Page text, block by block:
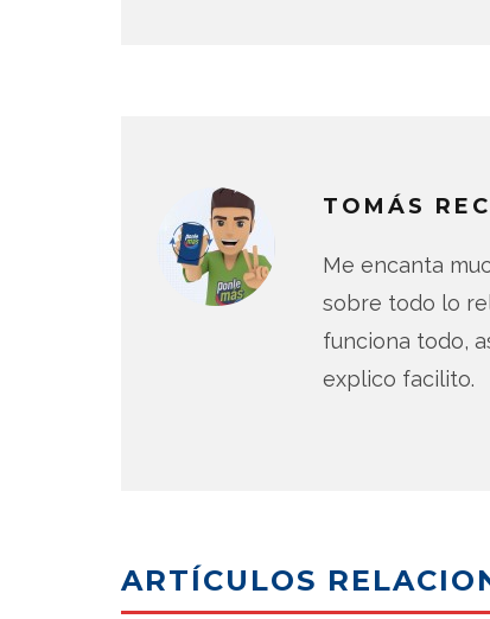
TOMÁS
Me encanta
sobre todo lo
funciona todo,
explico facilito.
ARTÍCULOS